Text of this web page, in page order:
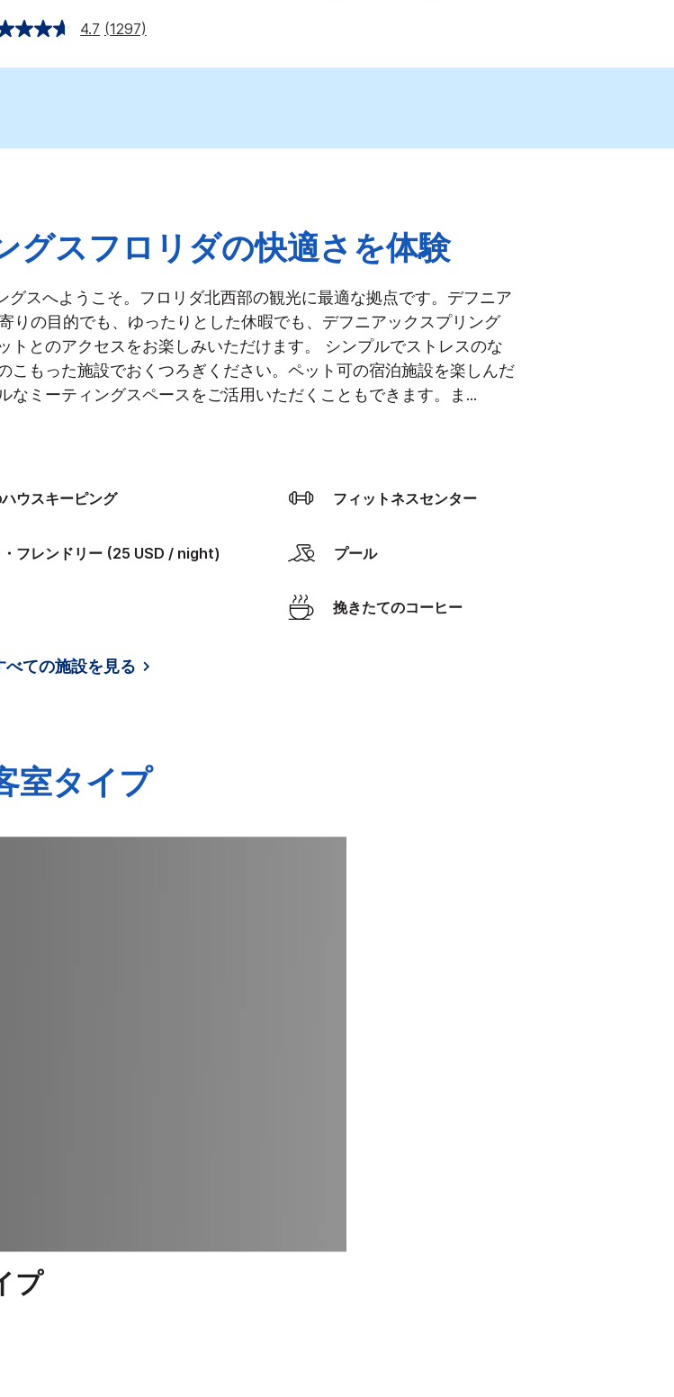
4.7 (1297)
グスフロリダの快適さを体験
スへようこそ。フロリダ北西部の観光に最適な拠点です。デフニア
りの目的でも、ゆったりとした休暇でも、デフニアックスプリング
とのアクセスをお楽しみいただけます。
シンプルでストレスのな
こもった施設でおくつろぎください。ペット可の宿泊施設を楽しんだ
なミーティングスペースをご活用いただくこともできます。ま ...
ハウスキーピング フィットネスセンター
・フレンドリー (25 USD / night) プール
挽きたてのコーヒー
べての施設を見る
室タイプ
プ